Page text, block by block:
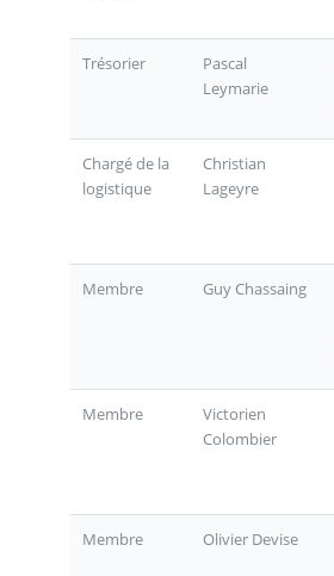
Trésorier
Pascal
Leymarie
Chargé de la
logistique
Christian
Lageyre
Membre Guy Chassaing
Membre
Victorien
Colombier
Membre Olivier Devise